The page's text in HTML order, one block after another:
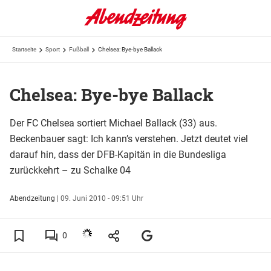
Startseite Sport Fußball Chelsea: Bye-bye Ballack
Chelsea: Bye-bye Ballack
Der FC Chelsea sortiert Michael Ballack (33) aus.
Beckenbauer sagt: Ich kann’s verstehen. Jetzt deutet viel
darauf hin, dass der DFB-Kapitän in die Bundesliga
zurückkehrt – zu Schalke 04
Abendzeitung | 09. Juni 2010 - 09:51 Uhr
0